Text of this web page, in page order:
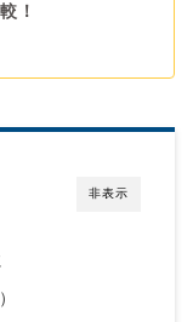
！
非表示